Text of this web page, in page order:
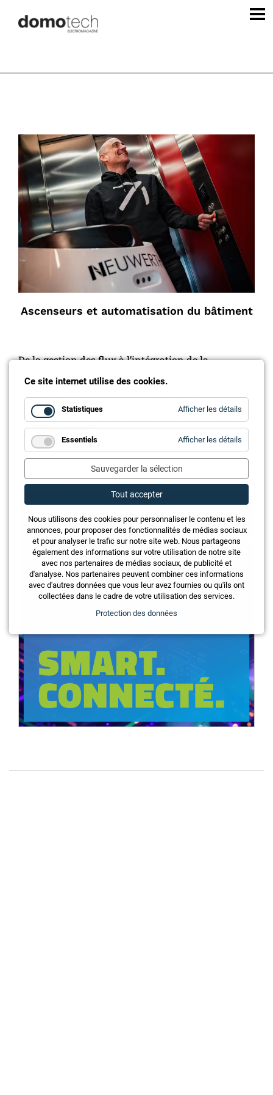
Ascenseurs et automatisation du bâtiment
De la gestion des flux à l’intégration de la
des personnes. Son intégration dans les systèmes
d’automation ouvre la voie à des scénarios
complexes, au service du confort, de la sécurité et
de l’exploitation.
Annonce
Ce site internet utilise des cookies.
Statistiques Afficher les détails
Essentiels Afficher les détails
Sauvegarder la sélection
Tout accepter
Nous utilisons des cookies pour personnaliser le contenu et les
annonces, pour proposer des fonctionnalités de médias sociaux
et pour analyser le trafic sur notre site web. Nous partageons
également des informations sur votre utilisation de notre site
avec nos partenaires de médias sociaux, de publicité et
d'analyse. Nos partenaires peuvent combiner ces informations
avec d'autres données que vous leur avez fournies ou qu'ils ont
collectées dans le cadre de votre utilisation des services.
Protection des données